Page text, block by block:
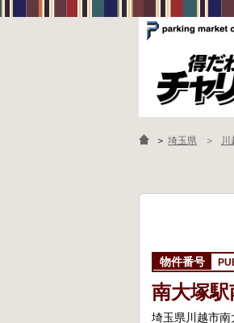
＞ 埼玉県 川
南大塚
埼玉県川越市